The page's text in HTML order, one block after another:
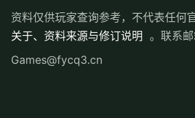
资料仅供玩家查询参考，不代表任何
关于、资料来源与修订说明 。联系邮
Games@fycq3.cn